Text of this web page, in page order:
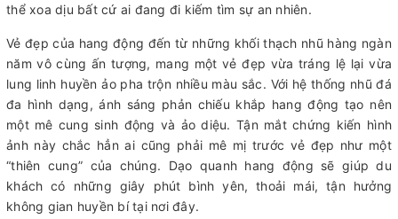
thể xoa dịu bất cứ ai đang đi kiếm tìm sự an nhiên.
Vẻ đẹp của hang động đến từ những khối thạch nhũ hàng ngàn
năm vô cùng ấn tượng, mang một vẻ đẹp vừa tráng lệ lại vừa
lung linh huyền ảo pha trộn nhiều màu sắc. Với hệ thống nhũ đá
đa hình dạng, ánh sáng phản chiếu khắp hang động tạo nên
một mê cung sinh động và ảo diệu. Tận mắt chứng kiến hình
ảnh này chắc hẳn ai cũng phải mê mị trước vẻ đẹp như một
“thiên cung” của chúng. Dạo quanh hang động sẽ giúp du
khách có những giây phút bình yên, thoải mái, tận hưởng
không gian huyền bí tại nơi đây.